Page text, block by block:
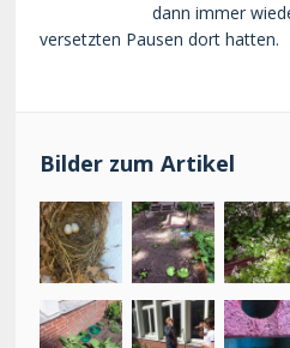
dann immer
versetzten Pausen dort hatten.
Bilder zum Artikel